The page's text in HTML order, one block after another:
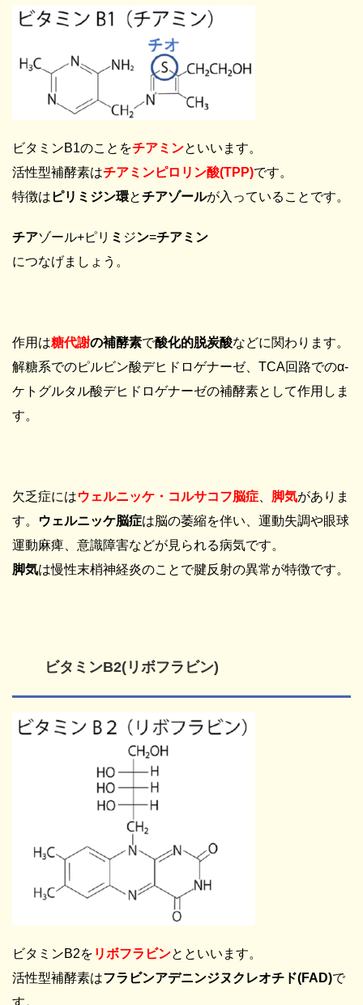
ビタミンB1のことをチアミンといいます。
活性型補酵素はチアミンピロリン酸(TPP)です。
特徴は ピリミジン環とチアゾールが入っていることです。
チアゾール+ピリ ミ ジン=チアミン
につなげましょう。
作用は糖代謝の補酵素で酸化的脱炭酸などに関わります。
解糖系でのピルビン酸デヒドロゲナーゼ、 TCA回路でのα-
ケトグルタル酸デヒドロゲナーゼの補酵素として作用しま
す。
欠乏症にはウェルニッケ・コルサコフ脳症 脚気がありま
す。
ウェルニッケ脳症は脳の萎縮を伴い、運動失調や眼球
運動麻痺、意識障害などが見られる病気です。
脚気は慢性末梢神経炎のことで腱反射の異常が特徴です。
ビタミンB2(リボフラビン)
ビタミンB2を リボフラビンとといいます。
活性型補酵素はフラビンアデニンジヌクレオチド(FAD)で
す。